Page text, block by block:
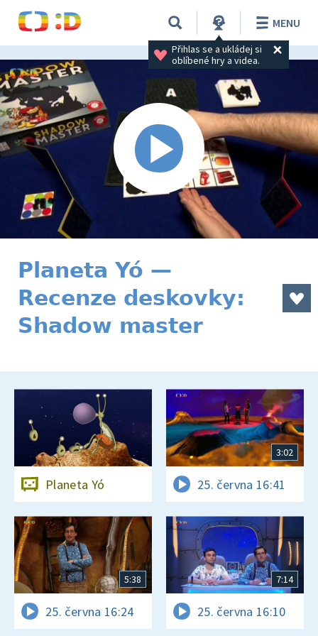
Přihlas se a ukládej si
oblíbené hry a videa.
MENU
Planeta Yó —
Recenze deskovky:
Shadow master
Planeta Yó
3:02
25. června 16:41
5:38
25. června 16:24
7:14
25. června 16:10